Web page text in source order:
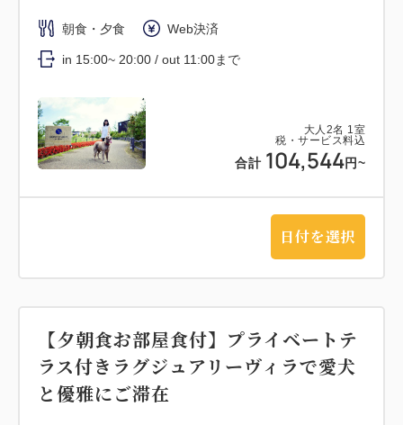
大人 2名 1 室
税・サービス料込
合計 104,544円~
朝食・夕食 Web決済
in 15:00~ 20:00 / out 11:00まで
日付を選択
【夕朝食お部屋食付】プライベートテ
ラス付きラグジュアリーヴィラで愛犬
と優雅にご滞在